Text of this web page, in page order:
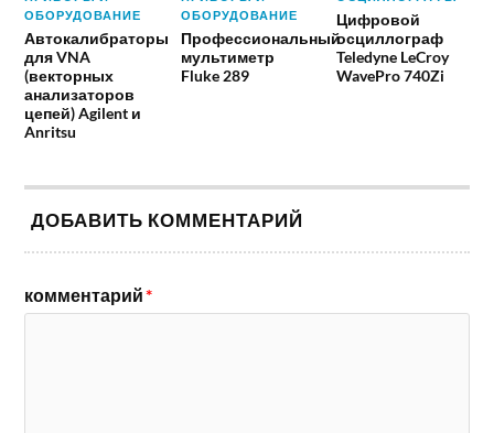
ОБОРУДОВАНИЕ
Автокалибраторы
для VNA
(векторных
анализаторов
цепей) Agilent и
Anritsu
ОБОРУДОВАНИЕ
Профессиональный
мультиметр
Fluke 289
Цифровой
осциллограф
Teledyne LeCroy
WavePro 740Zi
ДОБАВИТЬ КОММЕНТАРИЙ
комментарий*